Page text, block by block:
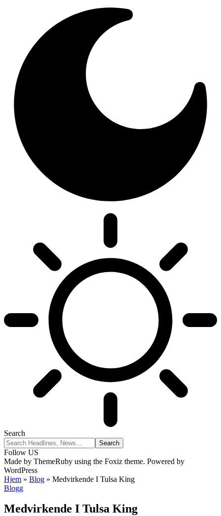
Search
Follow US
Made by ThemeRuby using the Foxiz theme. Powered by
WordPress
Hjem » Blog » Medvirkende I Tulsa King
Blogg
Medvirkende I Tulsa King